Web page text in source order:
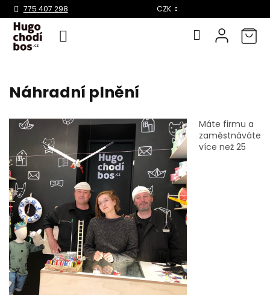
obsah
775 407 298 CZK
Náhradní plnění
Máte firmu a
zaměstnáváte
více než 25